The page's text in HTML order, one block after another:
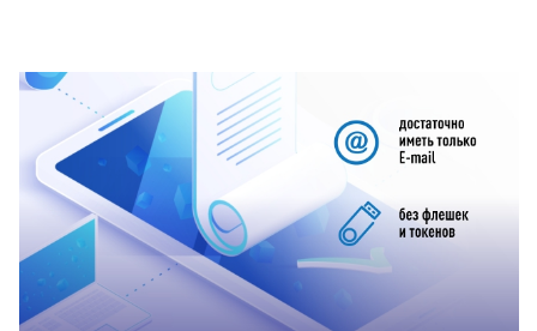
Смотреть проект